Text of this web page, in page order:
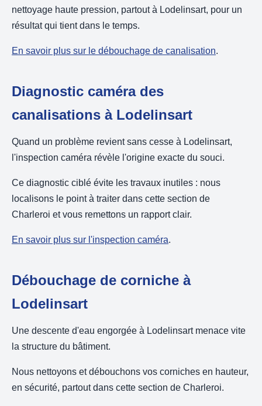
nettoyage haute pression, partout à Lodelinsart, pour un
résultat qui tient dans le temps.
En savoir plus sur le débouchage de canalisation.
Diagnostic caméra des
canalisations à Lodelinsart
Quand un problème revient sans cesse à Lodelinsart,
l'inspection caméra révèle l'origine exacte du souci.
Ce diagnostic ciblé évite les travaux inutiles : nous
localisons le point à traiter dans cette section de
Charleroi et vous remettons un rapport clair.
En savoir plus sur l'inspection caméra.
Débouchage de corniche à
Lodelinsart
Une descente d'eau engorgée à Lodelinsart menace vite
la structure du bâtiment.
Nous nettoyons et débouchons vos corniches en hauteur,
en sécurité, partout dans cette section de Charleroi.